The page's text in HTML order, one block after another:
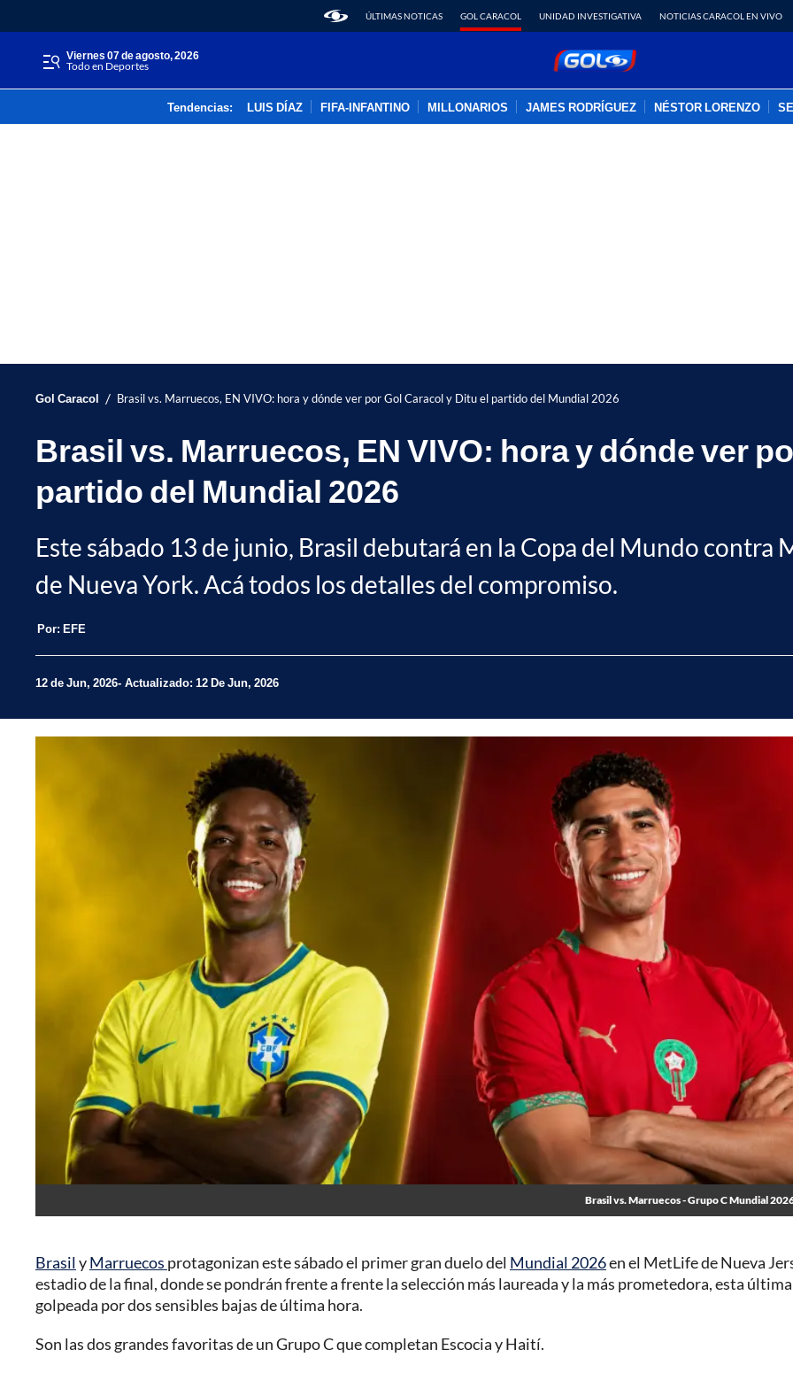
ÚLTIMAS NOTICAS GOL CARACOL UNIDAD INVESTIGATIVA NOTICIAS CARACOL EN VIVO
viernes 07 de agosto, 2026
Todo en Deportes
Tendencias: LUIS DÍAZ FIFA-INFANTINO MILLONARIOS JAMES RODRÍGUEZ NÉSTOR LORENZO
Gol Caracol / Brasil vs. Marruecos, EN VIVO: hora y dónde ver por Gol Caracol y Ditu el partido del Mundial 2026
Brasil vs. Marruecos, EN VIVO: hora y dónde ver
partido del Mundial 2026
Este sábado 13 de junio, Brasil debutará en la Copa del Mundo contra
de Nueva York. Acá todos los detalles del compromiso.
Por: EFE
12 de Jun, 2026 Actualizado: 12 De Jun, 2026
Brasil vs. Marruecos - Grupo C Mundial
BrasilyMarruecos protagonizan este sábado el primer gran duelo del Mundial 2026en el MetLife de Nueva
estadio de la final, donde se pondrán frente a frente la selección más laureada y la más prometedora, esta última
golpeada por dos sensibles bajas de última hora.
Son las dos grandes favoritas de un Grupo C que completan Escocia y Haití.